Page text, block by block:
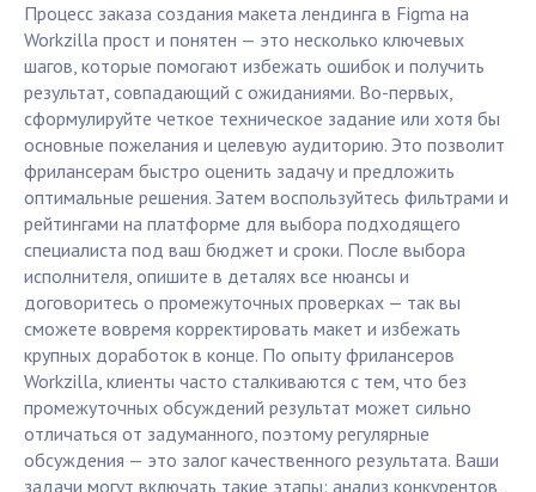
Процесс заказа создания макета лендинга в Figma на
Workzilla прост и понятен — это несколько ключевых
шагов, которые помогают избежать ошибок и получить
результат, совпадающий с ожиданиями. Во-первых,
сформулируйте четкое техническое задание или хотя бы
основные пожелания и целевую аудиторию. Это позволит
фрилансерам быстро оценить задачу и предложить
оптимальные решения. Затем воспользуйтесь фильтрами и
рейтингами на платформе для выбора подходящего
специалиста под ваш бюджет и сроки. После выбора
исполнителя, опишите в деталях все нюансы и
договоритесь о промежуточных проверках — так вы
сможете вовремя корректировать макет и избежать
крупных доработок в конце. По опыту фрилансеров
Workzilla, клиенты часто сталкиваются с тем, что без
промежуточных обсуждений результат может сильно
отличаться от задуманного, поэтому регулярные
обсуждения — это залог качественного результата. Ваши
задачи могут включать такие этапы: анализ конкурентов,